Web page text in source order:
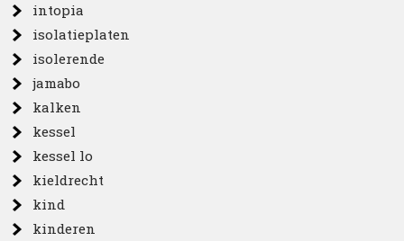
intopia
isolatieplaten
isolerende
jamabo
kalken
kessel
kessel lo
kieldrecht
kind
kinderen